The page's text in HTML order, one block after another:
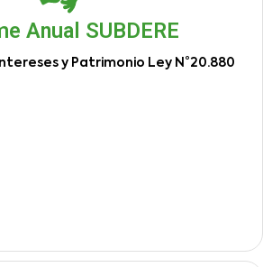
Anual SUBDERE
y Patrimonio Ley N°20.880